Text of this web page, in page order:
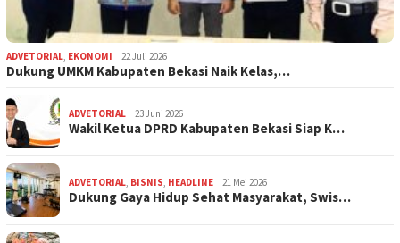
ADVETORIAL, EKONOMI 22 Juli 2026
Dukung UMKM Kabupaten Bekasi Naik Kelas,…
ADVETORIAL 23 Juni 2026
Wakil Ketua DPRD Kabupaten Bekasi Siap K…
ADVETORIAL, BISNIS, HEADLINE 21 Mei 2026
Dukung Gaya Hidup Sehat Masyarakat, Swis…